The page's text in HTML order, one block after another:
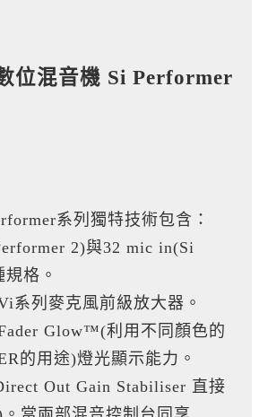
位混音機 Si Performer
系列獨特技術包含：
2)與32 mic in(Si
格。
系列麥克風前級放大器。
Glow™(利用不同顏色的
的用途)燈光顯示能力。
Out Gain Stabiliser 直接